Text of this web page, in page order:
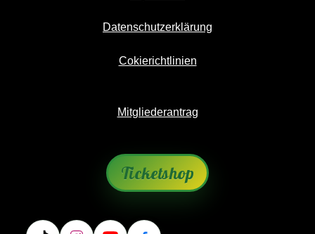
Datenschutzerklärung
Cokierichtlinien
Mitgliederantrag
Ticketshop